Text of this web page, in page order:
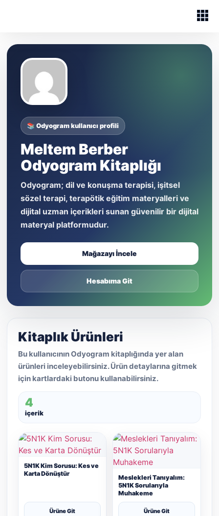
📚 Odyogram kullanıcı profili
Meltem Berber
Odyogram Kitaplığı
Odyogram; dil ve konuşma terapisi, işitsel
sözel terapi, terapötik eğitim materyalleri ve
dijital uzman içerikleri sunan güvenilir bir dijital
materyal platformudur.
Mağazayı İncele
Hesabıma Git
Kitaplık Ürünleri
Bu kullanıcının Odyogram kitaplığında yer alan
ürünleri inceleyebilirsiniz. Ürün detaylarına gitmek
için kartlardaki butonu kullanabilirsiniz.
4
içerik
5N1K Kim Sorusu: Kes ve
Karta Dönüştür
Ürüne Git
Meslekleri Tanıyalım:
5N1K Sorularıyla
Muhakeme
Ürüne Git